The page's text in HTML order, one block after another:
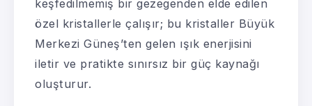
keşfedilmemiş bir gezegenden elde edilen
özel kristallerle çalışır; bu kristaller Büyük
Merkezi Güneş’ten gelen ışık enerjisini
iletir ve pratikte sınırsız bir güç kaynağı
oluşturur.